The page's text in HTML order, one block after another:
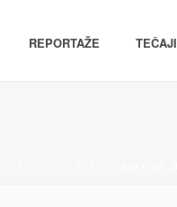
REPORTAŽE TEČAJI